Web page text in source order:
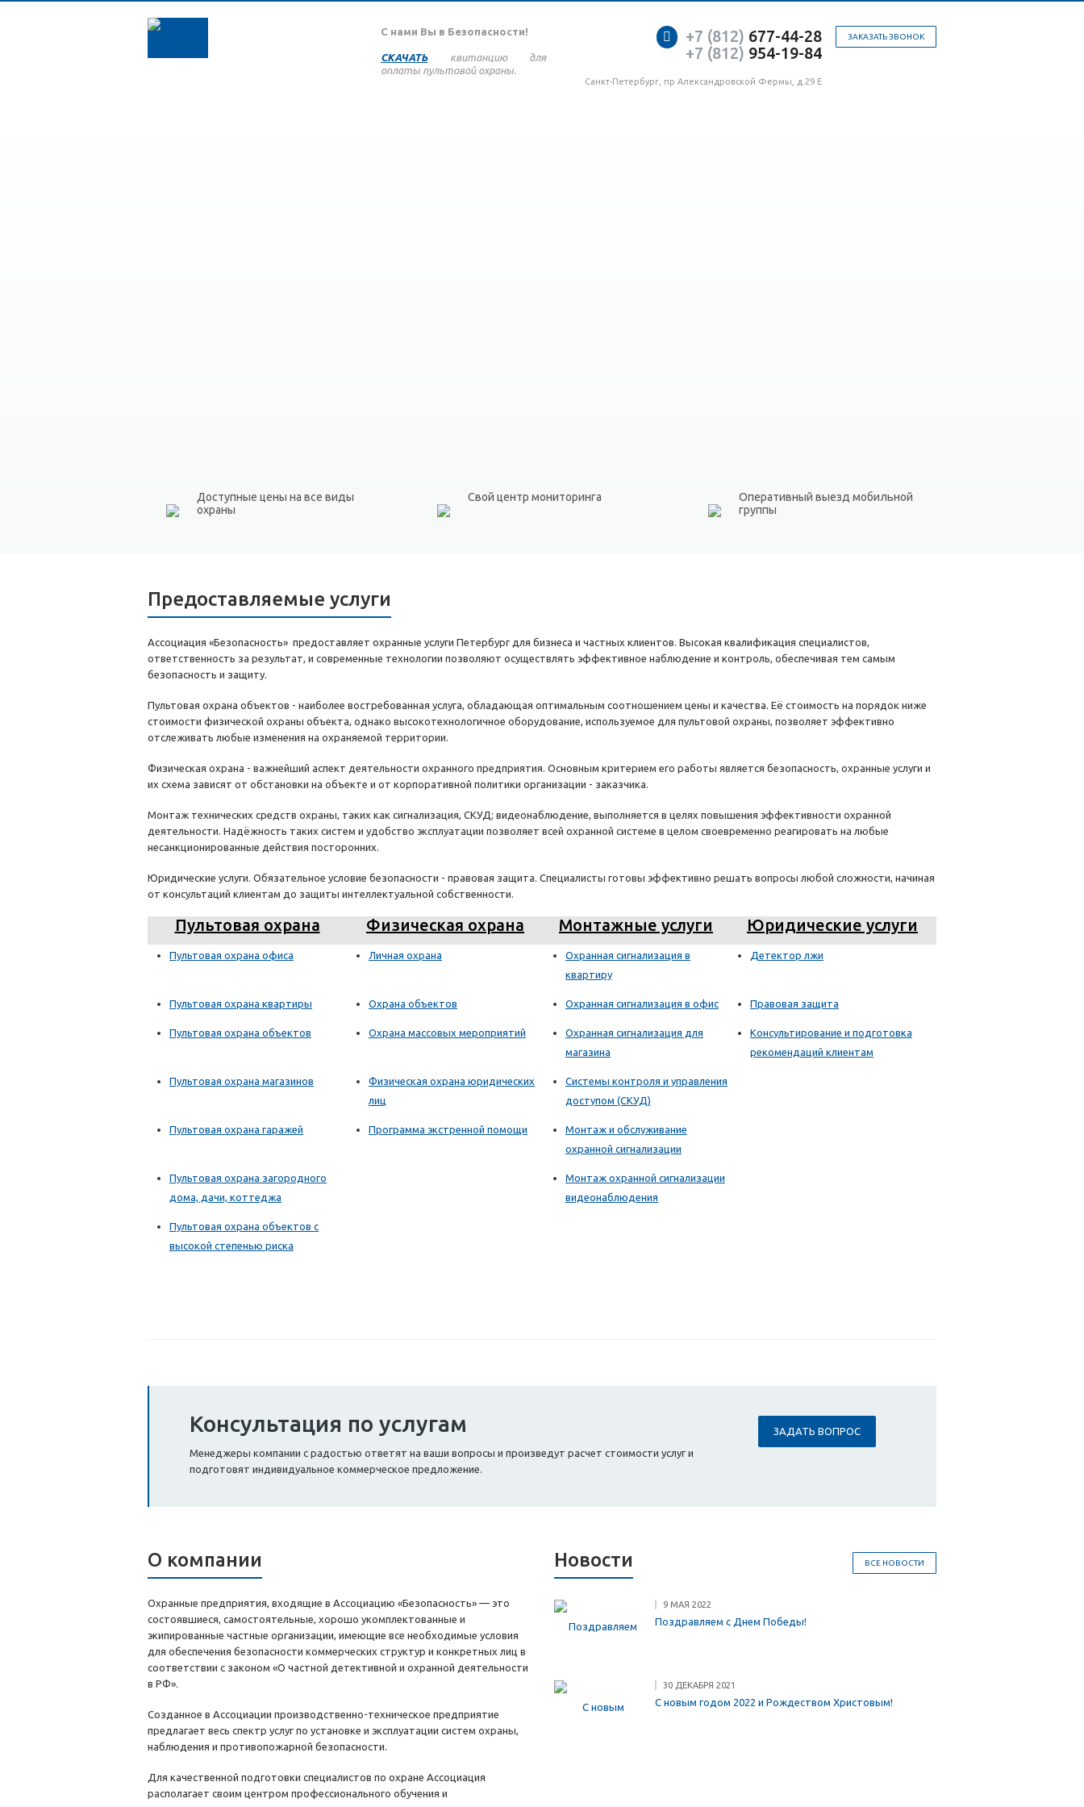
С нами Вы в Безопасности!
СКАЧАТЬквитанцию для
оплаты пультовой охраны.
ЗАКАЗАТЬ ЗВОНОК
+7 (812) 677-44-28
+7 (812) 954-19-84
Санкт-Петербург, пр Александровской Фермы, д.29 Е
Доступные цены на все виды
охраны
Свой центр мониторинга
Оперативный выезд мобильной
группы
Предоставляемые услуги
Ассоциация «Безопасность» предоставляет охранные услуги Петербург для бизнеса и частных клиентов. Высокая квалификация специалистов,
ответственность за результат, и современные технологии позволяют осуществлять эффективное наблюдение и контроль, обеспечивая тем самым
безопасность и защиту.
Пультовая охрана объектов - наиболее востребованная услуга, обладающая оптимальным соотношением цены и качества. Её стоимость на порядок ниже
стоимости физической охраны объекта, однако высокотехнологичное оборудование, используемое для пультовой охраны, позволяет эффективно
отслеживать любые изменения на охраняемой территории.
Физическая охрана - важнейший аспект деятельности охранного предприятия. Основным критерием его работы является безопасность, охранные услуги и
их схема зависят от обстановки на объекте и от корпоративной политики организации - заказчика.
Монтаж технических средств охраны, таких как сигнализация, СКУД; видеонаблюдение, выполняется в целях повышения эффективности охранной
деятельности. Надёжность таких систем и удобство эксплуатации позволяет всей охранной системе в целом своевременно реагировать на любые
несанкционированные действия посторонних.
Юридические услуги. Обязательное условие безопасности - правовая защита. Специалисты готовы эффективно решать вопросы любой сложности, начиная
от консультаций клиентам до защиты интеллектуальной собственности.
Пультовая охрана Физическая охрана Монтажные услуги Юридические услуги
Пультовая охрана офиса Личная охрана
Охранная сигнализация в
квартиру
Детектор лжи
Пультовая охрана квартиры Охрана объектов Охранная сигнализация в офис Правовая защита
Пультовая охрана объектов Охрана массовых мероприятий
Охранная сигнализация для
магазина
Консультирование и подготовка
рекомендаций клиентам
Пультовая охрана магазинов
Физическая охрана юридических
лиц
Системы контроля и управления
доступом (СКУД)
Пультовая охрана гаражей Программа экстренной помощи
Монтаж и обслуживание
охранной сигнализации
Пультовая охрана загородного
дома, дачи, коттеджа
Монтаж охранной сигнализации
видеонаблюдения
Пультовая охрана объектов с
высокой степенью риска
Консультация по услугам
Менеджеры компании с радостью ответят на ваши вопросы и произведут расчет стоимости услуг и
подготовят индивидуальное коммерческое предложение.
ЗАДАТЬ ВОПРОС
О компании
Охранные предприятия, входящие в Ассоциацию «Безопасность» — это
состоявшиеся, самостоятельные, хорошо укомплектованные и
экипированные частные организации, имеющие все необходимые условия
для обеспечения безопасности коммерческих структур и конкретных лиц в
соответствии с законом «О частной детективной и охранной деятельности
в РФ».
Созданное в Ассоциации производственно-техническое предприятие
предлагает весь спектр услуг по установке и эксплуатации систем охраны,
наблюдения и противопожарной безопасности.
Для качественной подготовки специалистов по охране Ассоциация
располагает своим центром профессионального обучения и
ВСЕ НОВОСТИ
Новости
9 МАЯ 2022
Поздравляем с Днем Победы!
30 ДЕКАБРЯ 2021
С новым годом 2022 и Рождеством Христовым!